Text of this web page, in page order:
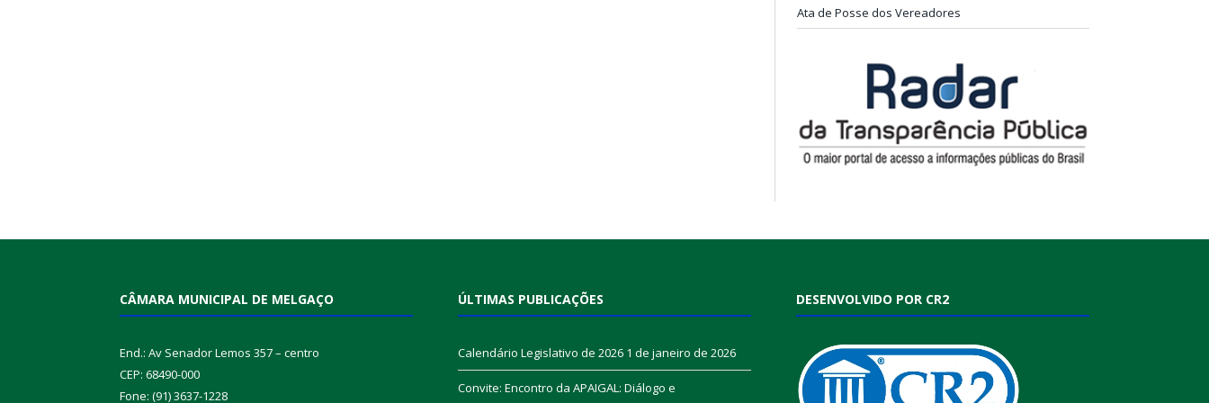
Ata de Posse dos Vereadores
CÂMARA MUNICIPAL DE MELGAÇO
End.: Av Senador Lemos 357 – centro
CEP: 68490-000
Fone: (91) 3637-1228
ÚLTIMAS PUBLICAÇÕES
Calendário Legislativo de 2026 1 de janeiro de 2026
Convite: Encontro da APAIGAL: Diálogo e
DESENVOLVIDO POR CR2